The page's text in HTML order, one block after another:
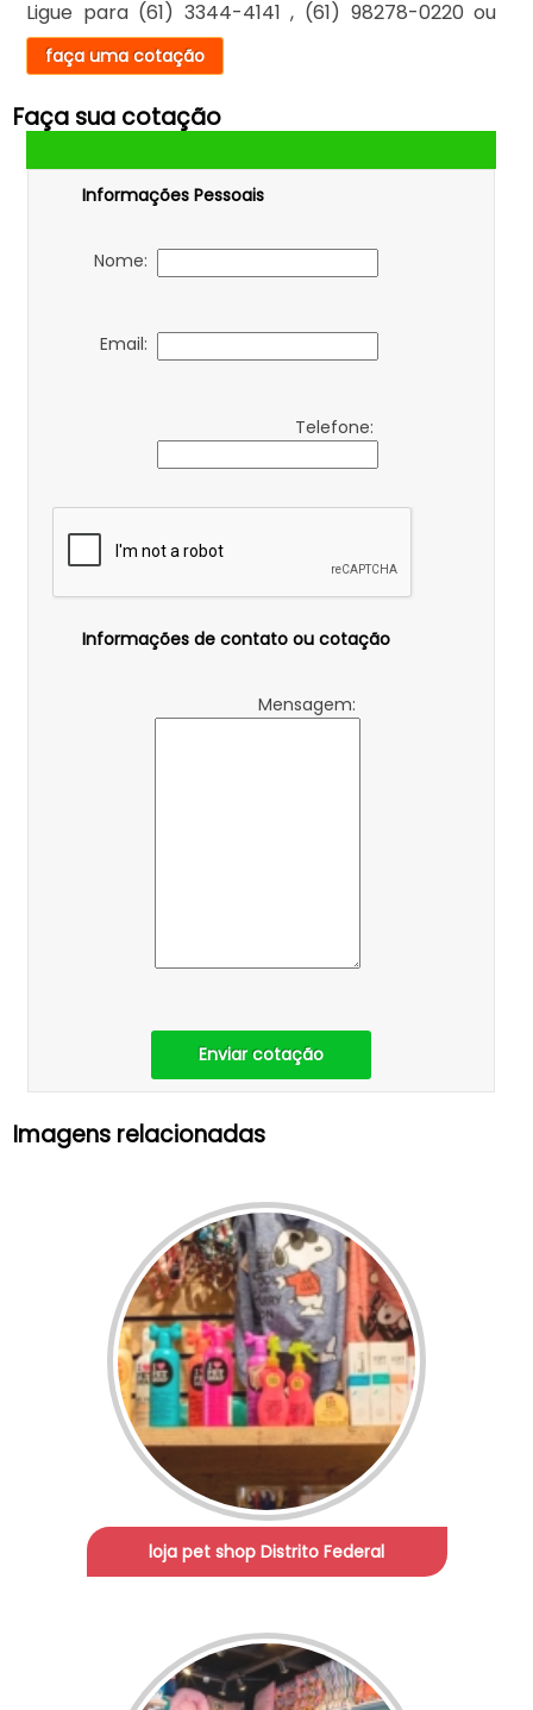
Ligue para (61) 3344-4141 , (61) 98278-0220 ou
faça uma cotação
Faça sua cotação
Informações Pessoais
Nome:
Email:
Telefone:
Informações de contato ou cotação
Mensagem:
Enviar cotação
Imagens relacionadas
loja pet shop Distrito Federal